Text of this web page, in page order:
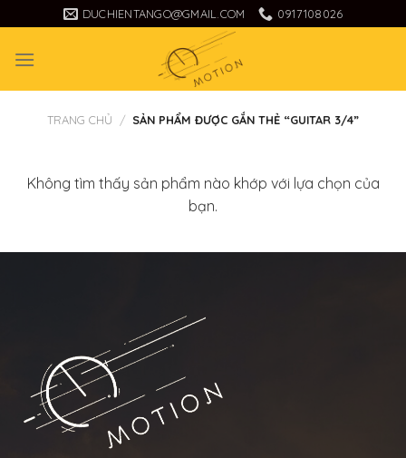
to
content
DUCHIENTANGO@GMAIL.COM 0917108026
TRANG CHỦ / SẢN PHẨM ĐƯỢC GẮN THẺ “GUITAR 3/4”
Không tìm thấy sản phẩm nào khớp với lựa chọn của
bạn.